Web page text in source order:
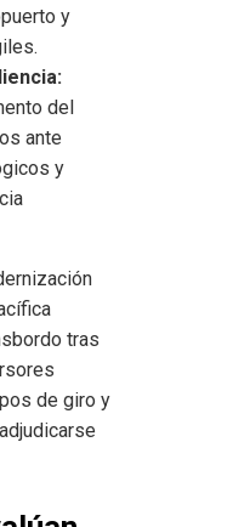
y
del
ante
y
tras
de giro y